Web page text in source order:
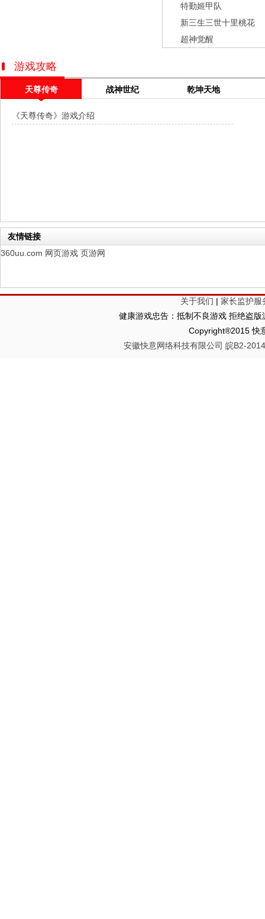
征服与荣耀
天空的魔幻城 每日新服
今日 10:00点
斩魔问道
每日新服
今日 10:00点
灵魂契约
每日新服
权力的游戏
新服新服 今日 9:00
特勤姬甲队
新三生三世十里桃花
超神觉醒
游戏攻略
天尊传奇 战神世纪 乾坤天地
《天尊传奇》游戏介绍
友情链接
360uu.com 网页游戏 页游网
关于我们 | 家长监护服
健康游戏忠告：抵制不良游戏 拒绝盗
Copyright®2015 快
安徽快意网络科技有限公司 皖B2-